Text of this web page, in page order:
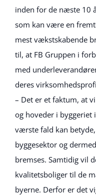
inden for de næste 10
som kan være en
mest vækstskabende
til, at FB Gruppen i
med
deres
– Det er et faktum, at
og hoveder i
værste fald kan
byggesektor og
bremses. Samtidig vil
kvalitetsboliger til de
byerne. Derfor er det